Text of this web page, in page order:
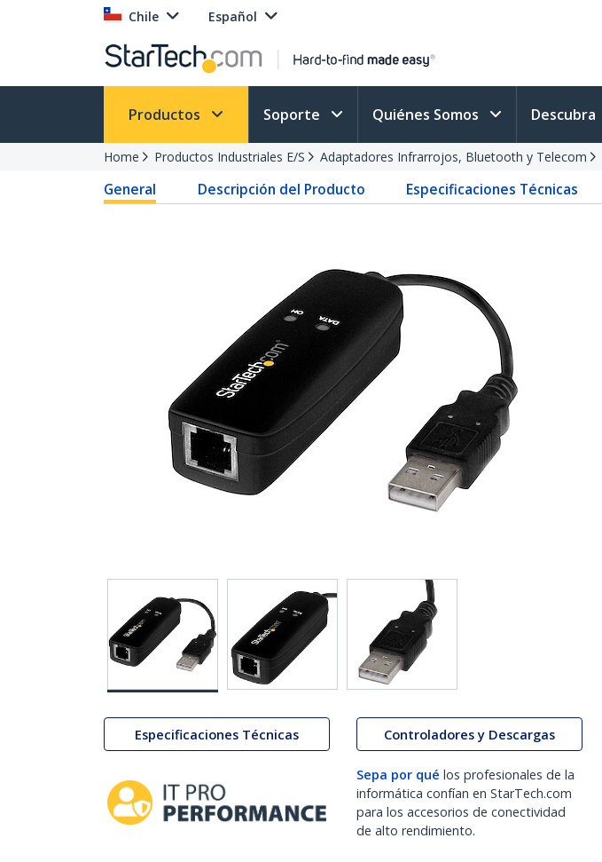
Chile Español
Productos Soporte Quiénes Somos Descubra
Home Productos Industriales E/S Adaptadores Infrarrojos, Bluetooth y Telecom
General Descripción del Producto Especificaciones Técnicas
Especificaciones Técnicas Controladores y Descargas
Sepa por qué los profesionales de la
informática confían en StarTech.com
para los accesorios de conectividad
de alto rendimiento.